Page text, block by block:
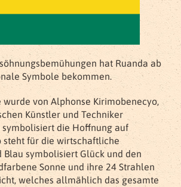
hat Ruanda ab
Symbole bekommen.
wurde von Alphonse Kirimobenecyo,
Künstler und Techniker
symbolisiert die Hoffnung auf
steht für die wirtschaftliche
Blau symbolisiert Glück und den
Sonne und ihre 24 Strahlen
welches allmählich das gesamte